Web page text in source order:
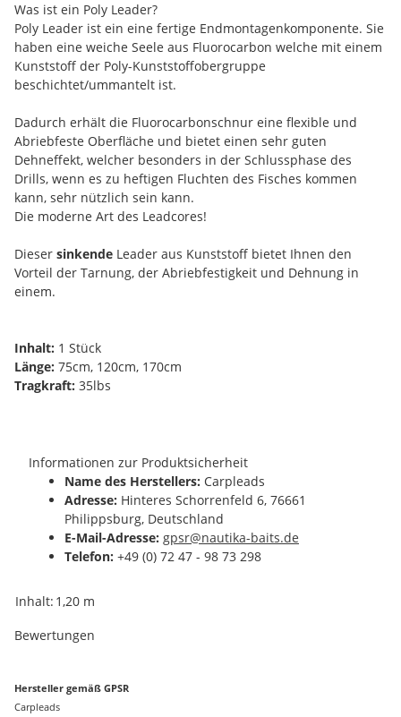
Was ist ein Poly Leader?
Poly Leader ist ein eine fertige Endmontagenkomponente. Sie
haben eine weiche Seele aus Fluorocarbon welche mit einem
Kunststoff der Poly-Kunststoffobergruppe
beschichtet/ummantelt ist.
Dadurch erhält die Fluorocarbonschnur eine flexible und
Abriebfeste Oberfläche und bietet einen sehr guten
Dehneffekt, welcher besonders in der Schlussphase des
Drills, wenn es zu heftigen Fluchten des Fisches kommen
kann, sehr nützlich sein kann.
Die moderne Art des Leadcores!
Dieser sinkende Leader aus Kunststoff bietet Ihnen den
Vorteil der Tarnung, der Abriebfestigkeit und Dehnung in
einem.
Inhalt: 1 Stück
Länge: 75cm, 120cm, 170cm
Tragkraft: 35lbs
Informationen zur Produktsicherheit
Name des Herstellers: Carpleads
Adresse: Hinteres Schorrenfeld 6, 76661
Philippsburg, Deutschland
E-Mail-Adresse: gpsr@nautika-baits.de
Telefon: +49 (0) 72 47 - 98 73 298
Produkteigenschaft
Wert
Inhalt: 1,20 m
Bewertungen
Hersteller gemäß GPSR
Carpleads